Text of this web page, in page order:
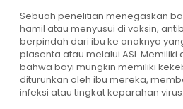
Sebuah penelitian menegaskan
hamil atau menyusui di vaksin,
berpindah dari ibu ke anaknya
plasenta atau melalui ASI.
bahwa bayi mungkin memiliki
diturunkan oleh ibu mereka,
infeksi atau tingkat keparahan virus.